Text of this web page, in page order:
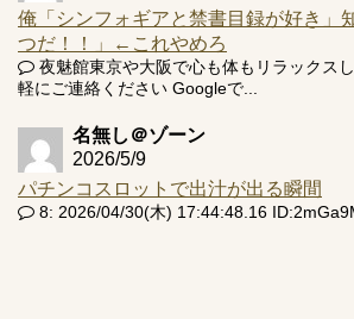
俺「シンフォギアと禁書目録が好き」
つだ！！」←これやめろ
夜魅館東京や大阪で心も体もリラックス
軽にご連絡ください Googleで...
名無し＠ゾーン
2026/5/9
パチンコスロットで出汁が出る瞬間
8: 2026/04/30(木) 17:44:48.16